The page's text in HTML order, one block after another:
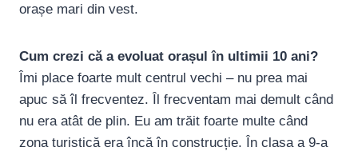
orașe mari din vest.
Cum crezi că a evoluat orașul în ultimii 10 ani?
Îmi place foarte mult centrul vechi – nu prea mai
apuc să îl frecventez. Îl frecventam mai demult când
nu era atât de plin. Eu am trăit foarte multe când
zona turistică era încă în construcție. În clasa a 9-a